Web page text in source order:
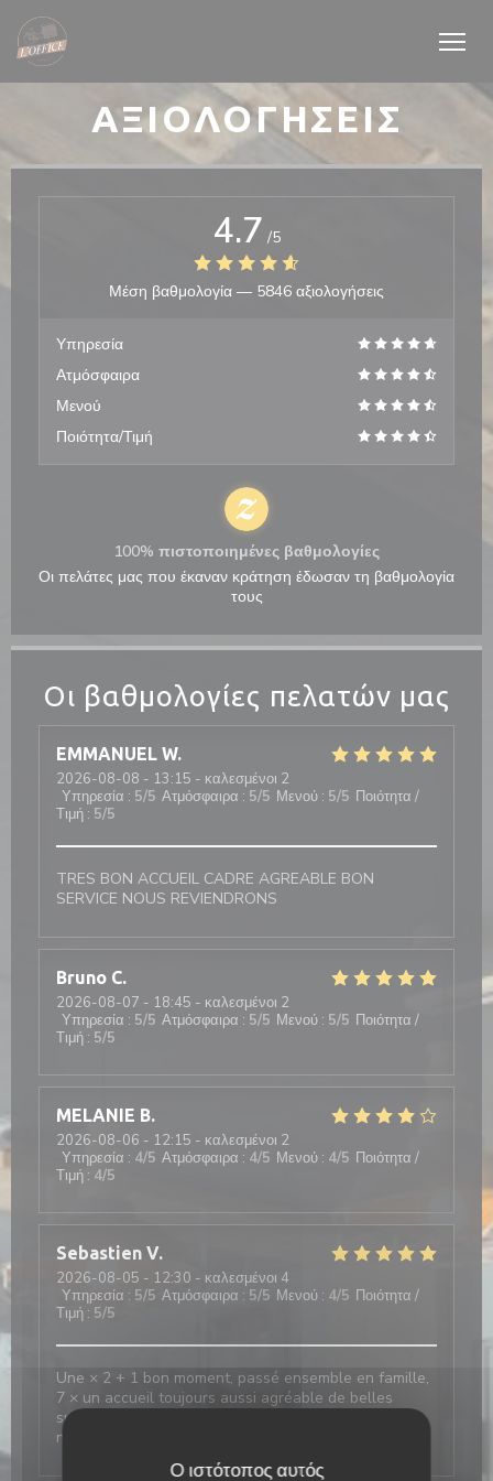
Πίνακας διαχείρισης "Μπισκότων" (Cookies)
Ο ιστότοπος αυτός
ΑΞΙΟΛΟΓΉΣΕΙΣ
Οι βαθμολογίες πελατών μας
EMMANUEL W
2026-08-08 - 13:15 - καλεσμένοι 2
Υπηρεσία : 5/5 Ατμόσφαιρα : 5/5 Μενού : 5/5 Ποιότητα /
Τιμή : 5/5
TRES BON ACCUEIL CADRE AGREABLE BON
SERVICE NOUS REVIENDRONS
Bruno C
2026-08-07 - 18:45 - καλεσμένοι 2
Υπηρεσία : 5/5 Ατμόσφαιρα : 5/5 Μενού : 5/5 Ποιότητα /
Τιμή : 5/5
MELANIE B
2026-08-06 - 12:15 - καλεσμένοι 2
Υπηρεσία : 4/5 Ατμόσφαιρα : 4/5 Μενού : 4/5 Ποιότητα /
Τιμή : 4/5
Sebastien V
2026-08-05 - 12:30 - καλεσμένοι 4
Υπηρεσία : 5/5 Ατμόσφαιρα : 5/5 Μενού : 4/5 Ποιότητα /
Τιμή : 5/5
Une × 2 + 1 bon moment, passé ensemble en famille,
7 × un accueil toujours aussi agréable de belles
surprises, en vain et toujours un choix variés au
niveau de La Carte, restauration
4.7 /5
Μέση βαθμολογία — 5846 αξιολογήσεις
Υπηρεσία
Ατμόσφαιρα
Μενού
Ποιότητα/Τιμή
100% πιστοποιημένες βαθμολογίες
Οι πελάτες μας που έκαναν κράτηση έδωσαν τη βαθμολογία
τους